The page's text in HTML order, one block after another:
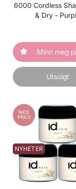
6000 Cordless
& Dry -
Minn meg
Utsolgt
NICE
PRICE
NYHETER